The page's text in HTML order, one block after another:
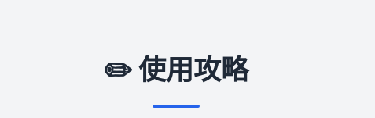
✏️ 使用攻略